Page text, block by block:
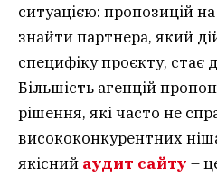
ситуацією: пропозицій
знайти партнера, який
специфіку проєкту, стає
Більшість агенцій
рішення, які часто не
висококонкурентних
якісний аудит сайту –